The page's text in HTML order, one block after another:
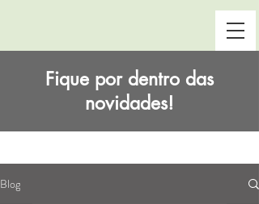
Fique por dentro das
novidades!
Blog